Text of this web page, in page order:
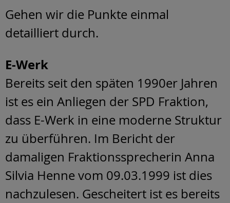
Gehen wir die Punkte einmal
detailliert durch.
E-Werk
Bereits seit den späten 1990er Jahren
ist es ein Anliegen der SPD Fraktion,
dass E-Werk in eine moderne Struktur
zu überführen. Im Bericht der
damaligen Fraktionssprecherin Anna
Silvia Henne vom 09.03.1999 ist dies
nachzulesen. Gescheitert ist es bereits